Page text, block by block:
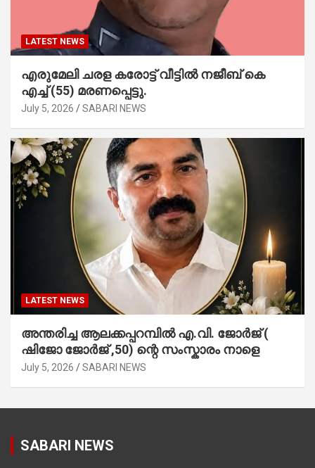
LATEST NEWS
എരുമേലി ചരള കരോട്ട് വീട്ടിൽ നജീബ് കെ
എച്ച് (55) മരണപ്പെട്ടു.
July 5, 2026 SABARI NEWS
LATEST NEWS
അന്തരിച്ച ആ​ല​ക്ക​പ്പ​റമ്പിൽ​ എ.​വി. ജോ​ർ​ജ് (
ഷിജോ ജോർജ് ,50) ന്റെ സംസ്കാരം നാളെ
July 5, 2026 SABARI NEWS
SABARI NEWS